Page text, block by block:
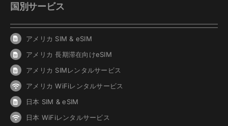
国別サービス
アメリカ SIM & eSIM
アメリカ 長期滞在向けeSIM
アメリカ SIMレンタルサービス
アメリカ WiFiレンタルサービス
日本 SIM & eSIM
日本 WiFiレンタルサービス